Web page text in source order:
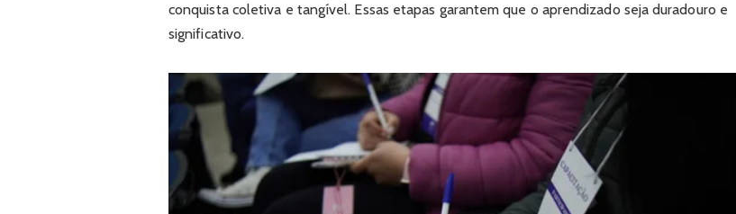
conquista coletiva e tangível. Essas etapas garantem que o aprendizado seja duradouro e
significativo.